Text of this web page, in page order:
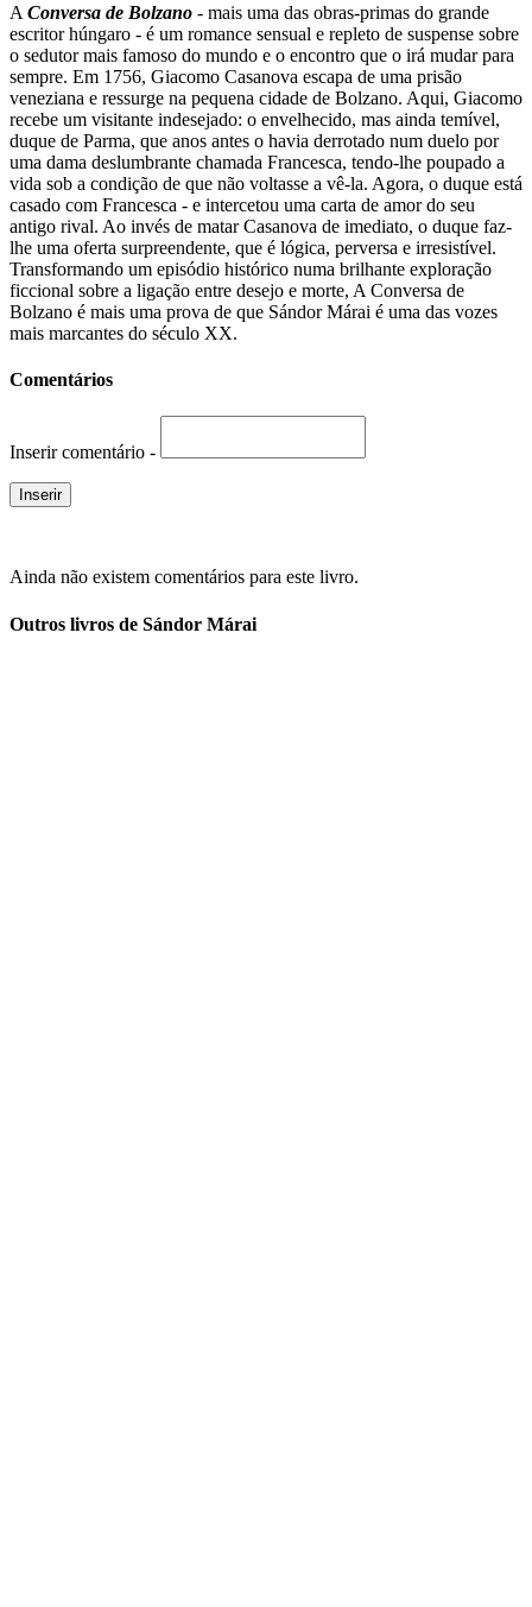
A Conversa de Bolzano - mais uma das obras-primas do grande
escritor húngaro - é um romance sensual e repleto de suspense sobre
o sedutor mais famoso do mundo e o encontro que o irá mudar para
sempre. Em 1756, Giacomo Casanova escapa de uma prisão
veneziana e ressurge na pequena cidade de Bolzano. Aqui, Giacomo
recebe um visitante indesejado: o envelhecido, mas ainda temível,
duque de Parma, que anos antes o havia derrotado num duelo por
uma dama deslumbrante chamada Francesca, tendo-lhe poupado a
vida sob a condição de que não voltasse a vê-la. Agora, o duque está
casado com Francesca - e intercetou uma carta de amor do seu
antigo rival. Ao invés de matar Casanova de imediato, o duque faz-
lhe uma oferta surpreendente, que é lógica, perversa e irresistível.
Transformando um episódio histórico numa brilhante exploração
ficcional sobre a ligação entre desejo e morte, A Conversa de
Bolzano é mais uma prova de que Sándor Márai é uma das vozes
mais marcantes do século XX.
Comentários
Inserir comentário -
Ainda não existem comentários para este livro.
Outros livros de Sándor Márai